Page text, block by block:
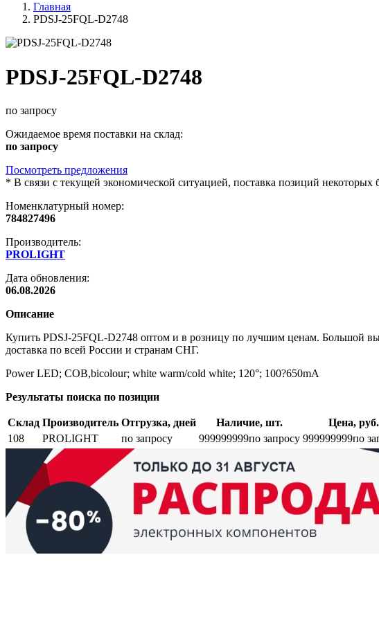
Главная
PDSJ-25FQL-D2748
PDSJ-25FQL-D2748
по запросу
Ожидаемое время поставки на склад:
по запросу
Посмотреть предложения
* В связи с текущей экономической ситуацией, поставка позиций
Номенклатурный номер:
784827496
Производитель:
PROLIGHT
Дата обновления:
06.08.2026
Описание
Купить PDSJ-25FQL-D2748 оптом и в розницу по лучшим ценам. Большой
доставка по всей России и странам СНГ.
Power LED; COB,bicolour; white warm/cold white; 120°; 100?650mA
Результаты поиска по позиции
Склад Производитель Отгрузка, дней Наличие, шт. Цена, руб.
108
PROLIGHT по запросу 999999999по запросу 999999999по